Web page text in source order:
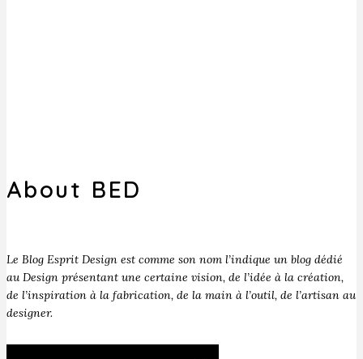
About BED
Le Blog Esprit Design est comme son nom l’indique un blog dédié
au Design présentant une certaine vision, de l’idée à la création,
de l’inspiration à la fabrication, de la main à l’outil, de l’artisan au
designer.